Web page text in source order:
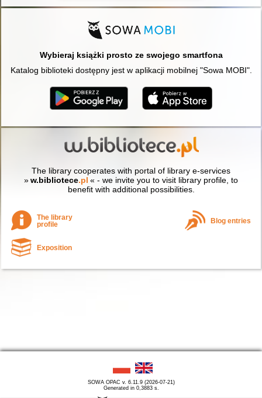
Wybieraj książki prosto ze swojego smartfona
Katalog biblioteki dostępny jest w aplikacji mobilnej "Sowa MOBI".
The library cooperates with portal of library e-services
»w.bibliotece.pl « - we invite you to visit library profile, to
benefit with additional possibilities.
The library
profile
Blog entries
Exposition
SOWA OPAC v. 6.11.9 (2026-07-21)
Generated in 0,3883 s.